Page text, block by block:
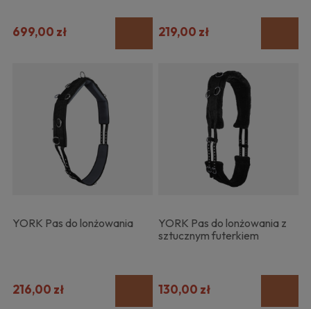
699,00 zł 219,00 zł
YORK Pas do lonżowania
216,00 zł
YORK Pas do lonżowania z
sztucznym futerkiem
130,00 zł